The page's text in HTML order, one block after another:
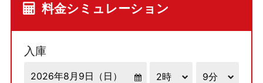
料金シミュレーション
入庫